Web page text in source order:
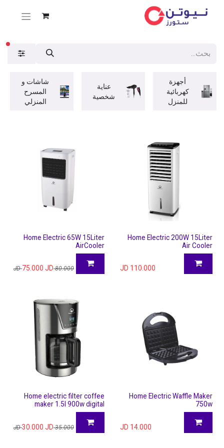
أجهزة
كهربائية
للمنزل
عناية
شخصية
شاشات و
المسرح
المنزلي
Home Electric 200W 15Liter
Air Cooler
110.000
Home Electric 65W 15Liter
AirCooler
80.000
JD
75.000 JD
Home Electric Waffle Maker
750w
14.000
Home electric filter coffee
maker 1.5l 900w digital
35.000
JD
30.000 JD